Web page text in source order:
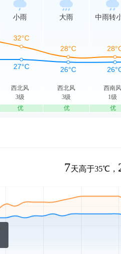
小雨
西北风
3级
优
大雨
西北风
3级
优
中雨转
西南风
1级
优
7天高于35℃，